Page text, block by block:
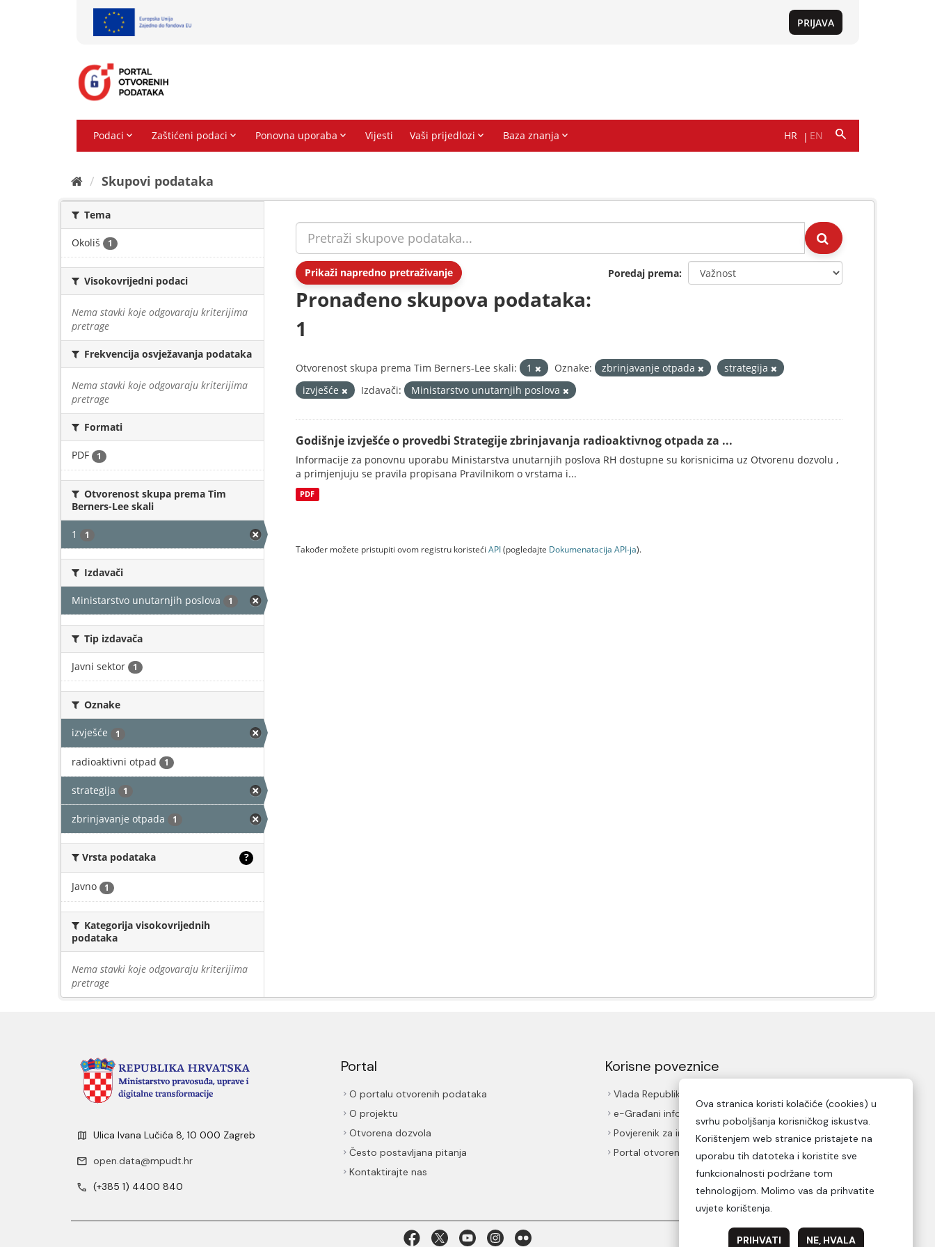
Skupovi podаtаkа
Tema
Okoliš 1
Visokovrijedni podaci
Nema stavki koje odgovaraju kriterijima
pretrage
Frekvencija osvježavanja podataka
Nema stavki koje odgovaraju kriterijima
pretrage
Formati
PDF 1
Otvorenost skupa prema Tim
Berners-Lee skali
1 1
Izdavači
Ministarstvo unutarnjih poslova 1
Tip izdavača
Javni sektor 1
Oznake
izvješće 1
radioaktivni otpad 1
strategija 1
zbrinjavanje otpada 1
Vrsta podataka ?
Javno 1
Kategorija visokovrijednih
podataka
Nema stavki koje odgovaraju kriterijima
pretrage
Prikaži napredno pretraživanje Poredaj prema
Pronađeno skupova podataka:
1
Otvorenost skupa prema Tim Berners-Lee skali: 1 Oznake: zbrinjavanje otpada
strategija
izvješće
Izdavači: Ministarstvo unutarnjih poslova
Godišnje izvješće o provedbi Strategije zbrinjavanja radioaktivnog otpada za ...
Informacije za ponovnu uporabu Ministarstva unutarnjih poslova RH dostupne su korisnicima uz Otvorenu dozvolu ,
a primjenjuju se pravila propisana Pravilnikom o vrstama i...
PDF
Također možete pristupiti ovom registru koristeći API(pogledajte Dokumenаtаcijа API-jа).